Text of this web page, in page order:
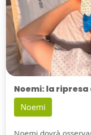
Noemi: la
Noemi
Noemi dovrà